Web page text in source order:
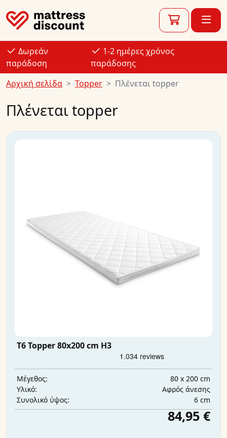
Δωρεάν
παράδοση
1-2 ημέρες χρόνος
παράδοσης
Αρχική σελίδα
Topper Πλένεται topper
Πλένεται topper
T6 Topper 80x200 cm H3
Μέγεθος:
80 x 200 cm
Υλικό:
Αφρός άνεσης
Συνολικό ύψος:
6 cm
84,95 €